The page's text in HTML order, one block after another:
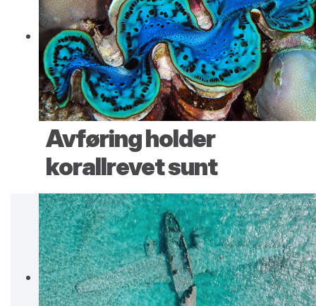
Avføring holder
korallrevet sunt